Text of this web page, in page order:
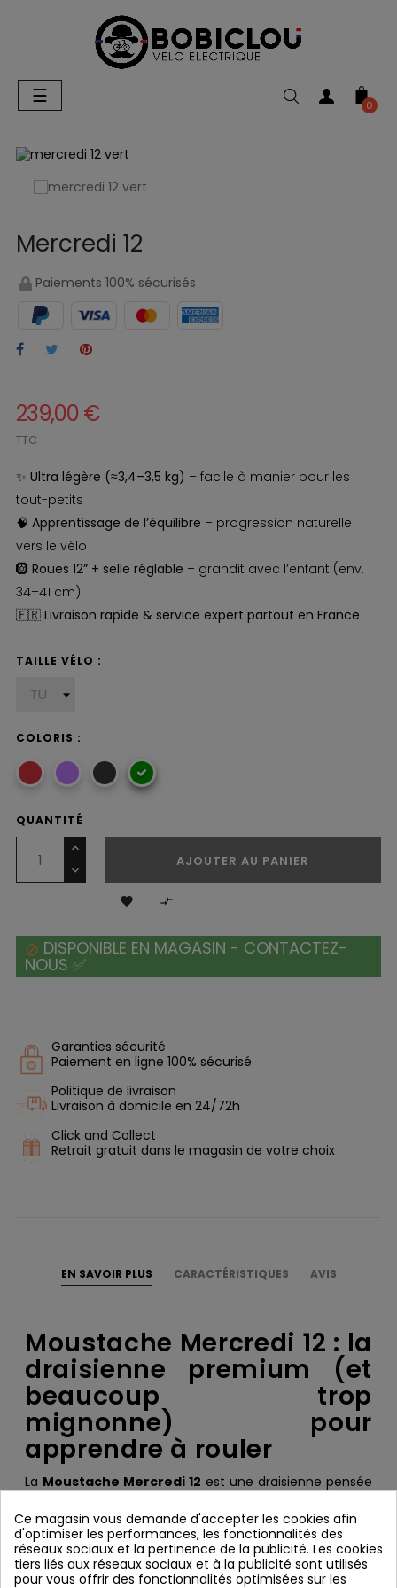
Basculer
la
☰ 0
Mercredi 12
Paiements 100% sécurisés
239,00 €
TTC
✨ Ultra légère (≈3,4–3,5 kg) – facile à manier pour les
tout-petits
🧠 Apprentissage de l’équilibre – progression naturelle
vers le vélo
🛞 Roues 12” + selle réglable – grandit avec l’enfant (env.
34–41 cm)
🇫🇷 Livraison rapide & service expert partout en France
TAILLE VÉLO :
COLORIS :
QUANTITÉ
AJOUTER AU PANIER
 
 DISPONIBLE EN MAGASIN - CONTACTEZ-
NOUS ✅
Garanties sécurité
Paiement en ligne 100% sécurisé
Politique de livraison
Livraison à domicile en 24/72h
Click and Collect
Retrait gratuit dans le magasin de votre choix
EN SAVOIR PLUS CARACTÉRISTIQUES AVIS
Moustache Mercredi 12 : la
draisienne premium (et
beaucoup trop
mignonne) pour
apprendre à rouler
La Moustache Mercredi 12 est une draisienne pensée
pas de stress : l’enfant contrôle sa vitesse avec ses
pieds, prend confiance, et progresse naturellement
vers le “grand vélo”. C’est la solution idéale pour
Ce magasin vous demande d'accepter les cookies afin
d'optimiser les performances, les fonctionnalités des
réseaux sociaux et la pertinence de la publicité. Les cookies
tiers liés aux réseaux sociaux et à la publicité sont utilisés
pour vous offrir des fonctionnalités optimisées sur les